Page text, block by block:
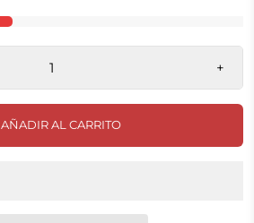
+
AÑADIR AL CARRITO